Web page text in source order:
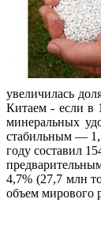
увеличилась
Китаем - если в
минеральных
стабильным —
году составил
4,7% (27,7 млн
объем мирового